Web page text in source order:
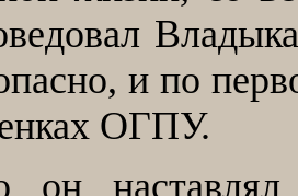
и по
ОГПУ.
он